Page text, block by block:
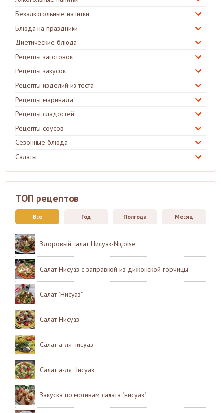
Безалкогольные напитки
Блюда на праздники
Диетические блюда
Рецепты заготовок
Рецепты закусок
Рецепты изделий из теста
Рецепты маринада
Рецепты сладостей
Рецепты соусов
Сезонные блюда
Салаты
ТОП рецептов
Все Год Полгода Месяц
Здоровый салат Нисуаз-Niçoise
Салат Нисуаз с заправкой из дижонской горчицы
Салат "Нисуаз"
Салат Нисуаз
Салат а-ля нисуаз
Салат а-ля Нисуаз
Закуска по мотивам салата "нисуаз"